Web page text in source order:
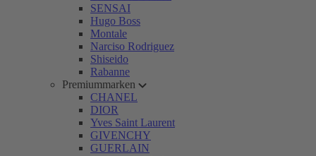
SENSAI
Hugo Boss
Montale
Narciso Rodriguez
Shiseido
Rabanne
Premiummarken
CHANEL
DIOR
Yves Saint Laurent
GIVENCHY
GUERLAIN